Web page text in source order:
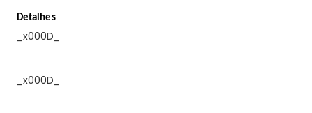
Detalhes
_x000D_
_x000D_